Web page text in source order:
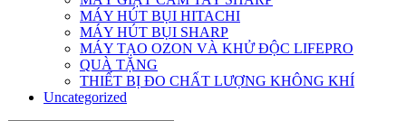
MÁY HÚT BỤI HITACHI
MÁY HÚT BỤI SHARP
MÁY TẠO OZON VÀ KHỬ ĐỘC LIFEPRO
QUÀ TẶNG
THIẾT BỊ ĐO CHẤT LƯỢNG KHÔNG KHÍ
Uncategorized